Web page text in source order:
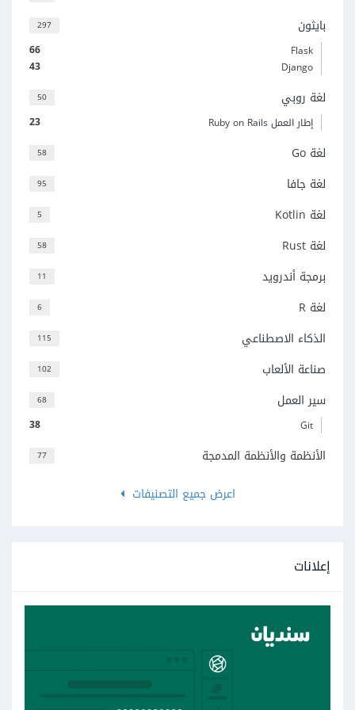
297 بايثون
66
Flask
43
Django
50 لغة روبي
23 إطار العمل Ruby on Rails
58 لغة Go
95 لغة جافا
5 لغة Kotlin
58 لغة Rust
11 برمجة أندرويد
6 لغة R
115 الذكاء الاصطناعي
102 صناعة الألعاب
68 سير العمل
38 Git
77
الأنظمة والأنظمة المدمجة
اعرض جميع التصنيفات
إعلانات